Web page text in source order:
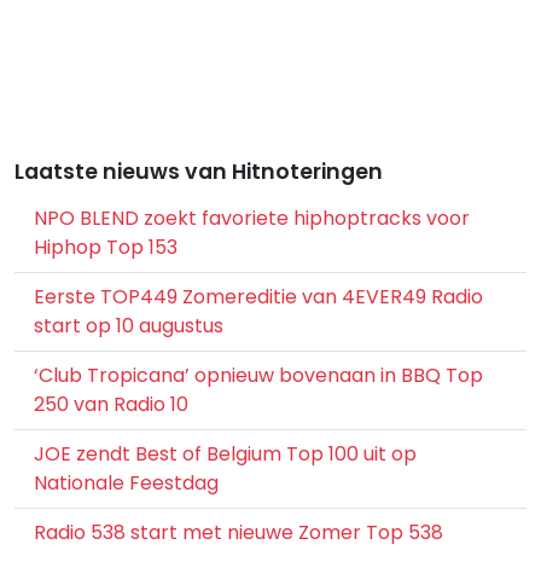
Laatste nieuws van Hitnoteringen
NPO BLEND zoekt favoriete hiphoptracks voor
Hiphop Top 153
Eerste TOP449 Zomereditie van 4EVER49 Radio
start op 10 augustus
‘Club Tropicana’ opnieuw bovenaan in BBQ Top
250 van Radio 10
JOE zendt Best of Belgium Top 100 uit op
Nationale Feestdag
Radio 538 start met nieuwe Zomer Top 538